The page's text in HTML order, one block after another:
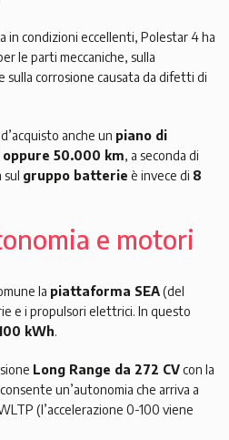
in condizioni eccellenti, Polestar 4 ha
le parti meccaniche, sulla
sulla corrosione causata da difetti di
anche un piano di
50.000 km, a seconda di
sul gruppo batterie è invece di 8
e motori
la piattaforma SEA(del
e i propulsori elettrici. In questo
kWh.
Long Range da 272 CVcon la
un’autonomia che arriva a
(l’accelerazione 0-100 viene